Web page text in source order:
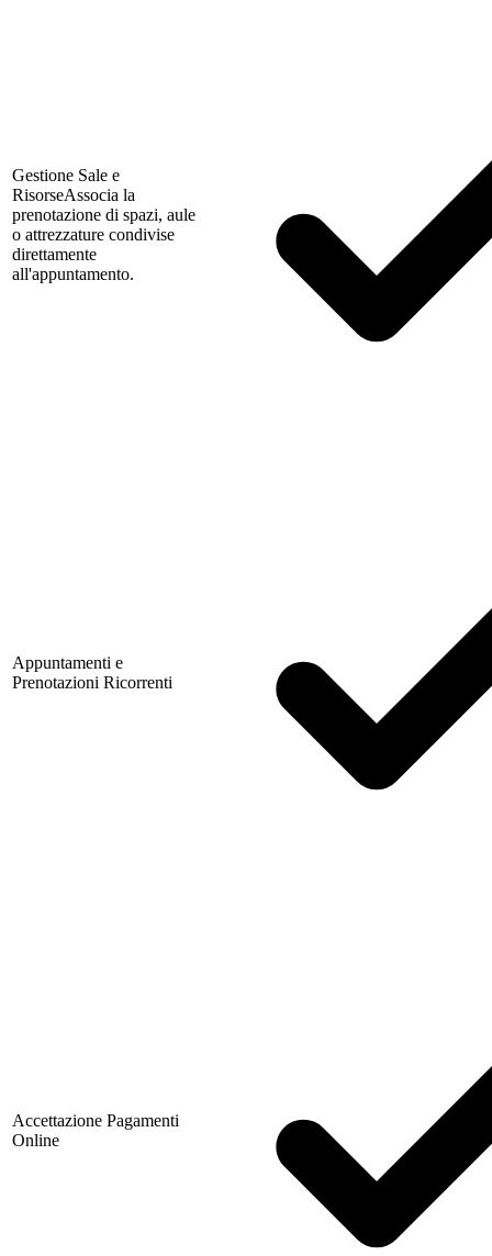
Gestione Sale e
RisorseAssocia la
prenotazione di spazi, aule
o attrezzature condivise
direttamente
all'appuntamento.
Appuntamenti e
Prenotazioni Ricorrenti
Accettazione Pagamenti
Online